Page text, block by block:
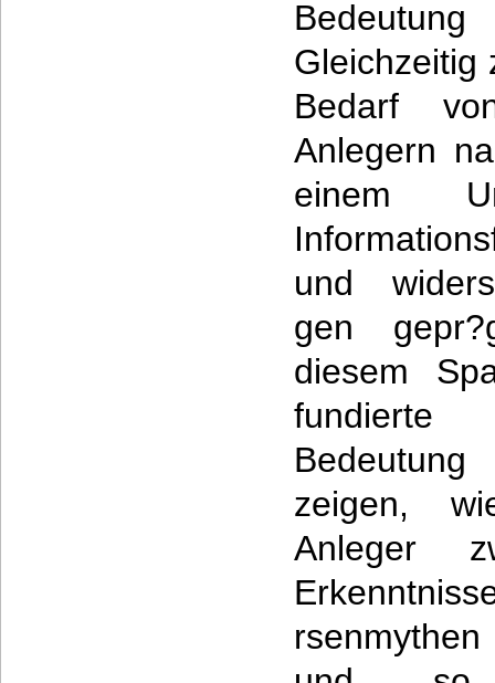
Gleichzeitig
Bedarf
Anlegern
einem
und
gen
diesem
fundierte
zeigen,
Anleger